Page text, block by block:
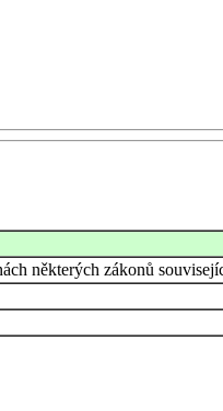
některých zákonů